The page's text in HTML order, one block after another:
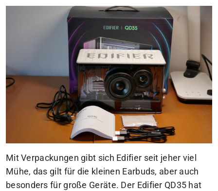
Mit Verpackungen gibt sich Edifier seit jeher viel
Mühe, das gilt für die kleinen Earbuds, aber auch
besonders für große Geräte. Der Edifier QD35 hat